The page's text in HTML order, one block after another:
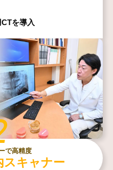
を導入
で高精度
スキャナー